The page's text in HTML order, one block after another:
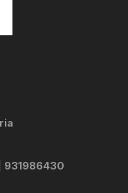
931986430